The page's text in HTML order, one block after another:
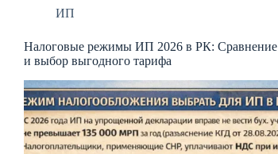
ИП
Налоговые режимы ИП 2026 в РК: Сравнение
и выбор выгодного тарифа